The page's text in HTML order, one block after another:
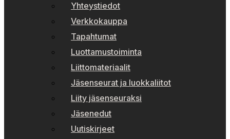
Yhteystiedot
Verkkokauppa
Tapahtumat
Luottamustoiminta
Liittomateriaalit
Jäsenseurat ja luokkaliitot
Liity jäsenseuraksi
Jäsenedut
Uutiskirjeet